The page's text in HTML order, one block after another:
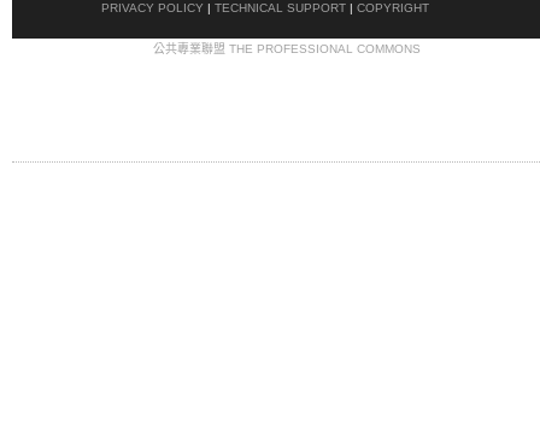
PRIVACY POLICY | TECHNICAL SUPPORT | COPYRIGHT
公共專業聯盟 THE PROFESSIONAL COMMONS